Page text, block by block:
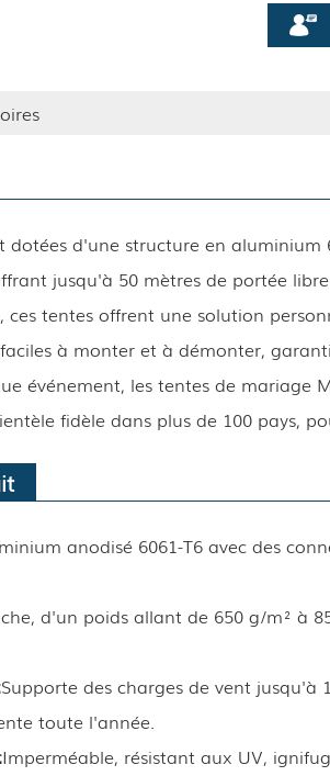
dotées d'une structure en
jusqu'à 50 mètres de portée
tentes offrent une solution
à monter et à démonter,
événement, les tentes de
fidèle dans plus de 100 pays,
anodisé 6061-T6 avec des
d'un poids allant de 650 g/m² à
Supporte des charges de vent jusqu'à
toute l'année.
Imperméable, résistant aux UV,